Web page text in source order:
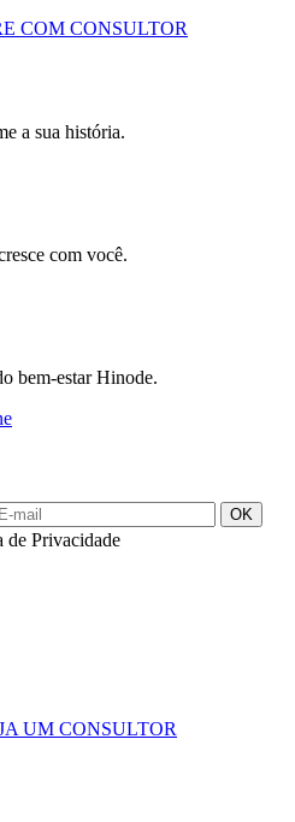
COM CONSULTOR
a sua história.
com você.
bem-estar Hinode.
OK
de Privacidade
UM CONSULTOR